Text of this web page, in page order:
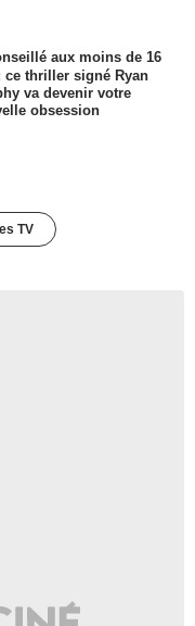
aux moins de 16
ce thriller signé Ryan
va devenir votre
obsession
TV